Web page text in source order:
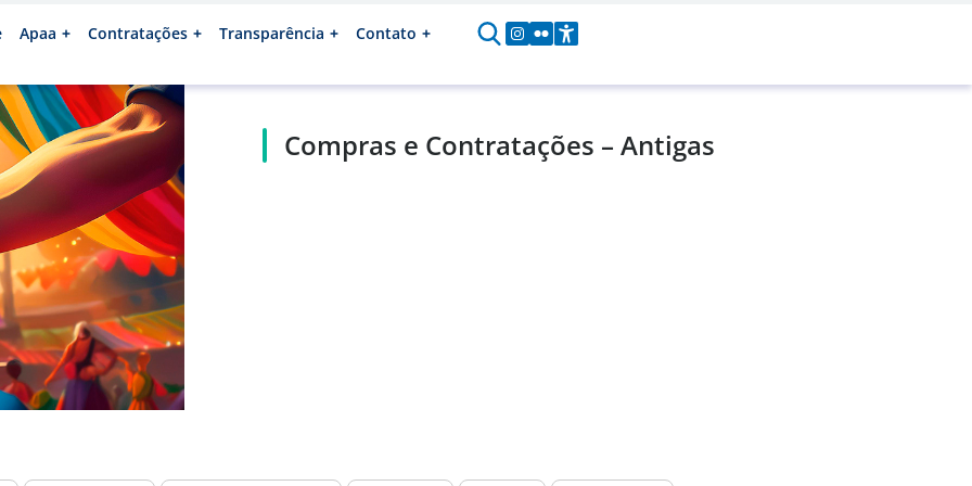
Apaa Contratações Transparência Contato
Compras e Contratações – Antigas